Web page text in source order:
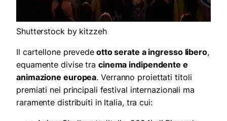
Shutterstock by kitzzeh
Il cartellone prevedeotto serate a ingresso libero,
equamente divise tra cinema indipendente e
animazione europea. Verranno proiettati titoli
premiati nei principali festival internazionali ma
raramente distribuiti in Italia, tra cui: